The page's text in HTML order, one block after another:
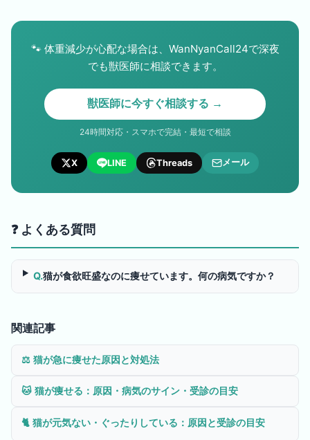
🐾 体重減少が心配な場合は、WanNyanCall24で深夜
でも獣医師に相談できます。
獣医師に今すぐ相談する →
24時間対応・スマホで完結・最短で相談
X LINE Threads メール
❓ よくある質問
Q.猫が食欲旺盛なのに痩せています。何の病気ですか？
関連記事
⚖️ 猫が急に痩せた原因と対処法
🐱 猫が痩せる：原因・病気のサイン・受診の目安
🐈 猫が元気ない・ぐったりしている：原因と受診の目安